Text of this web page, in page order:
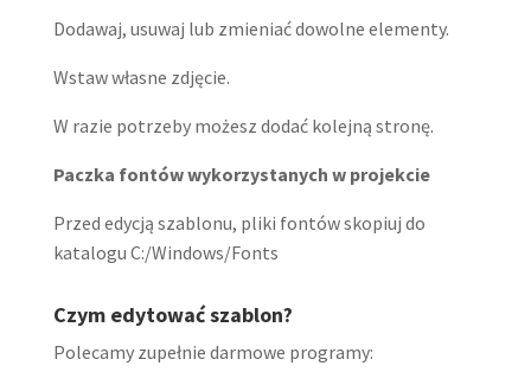
Dodawaj, usuwaj lub zmieniać dowolne elementy.
Wstaw własne zdjęcie.
W razie potrzeby możesz dodać kolejną stronę.
Paczka fontów wykorzystanych w projekcie
Przed edycją szablonu, pliki fontów skopiuj do
katalogu C:/Windows/Fonts
Czym edytować szablon?
Polecamy zupełnie darmowe programy: